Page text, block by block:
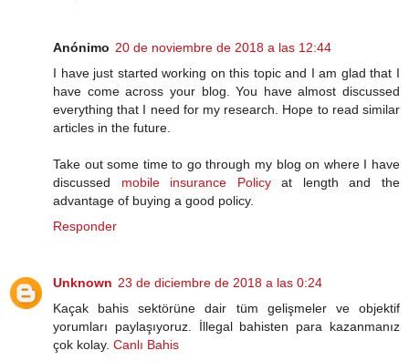
Anónimo 20 de noviembre de 2018 a las 12:44
I have just started working on this topic and I am glad that I
have come across your blog. You have almost discussed
everything that I need for my research. Hope to read similar
articles in the future.
Take out some time to go through my blog on where I have
discussed mobile insurance Policyat length and the
advantage of buying a good policy.
Responder
Unknown 23 de diciembre de 2018 a las 0:24
Kaçak bahis sektörüne dair tüm gelişmeler ve objektif
yorumları paylaşıyoruz. İllegal bahisten para kazanmanız
çok kolay. Canlı Bahis